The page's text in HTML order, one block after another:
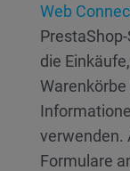
Web
die
verwenden.
Formulare